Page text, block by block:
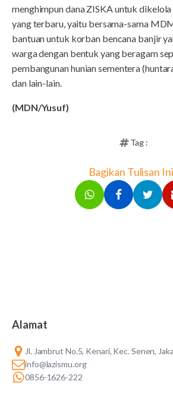
menghimpun dana ZISKA untuk
yang terbaru, yaitu bersama-sama
bantuan untuk korban bencana banjir
warga dengan bentuk yang beragam
pembangunan hunian sementera
dan lain-lain.
(MDN/Yusuf)
Tag :
Bagikan Tulisan
Alamat
Jl. Jambrut No.5, Kenari, Kec. Senen,
info@lazismu.org
0856-1626-222